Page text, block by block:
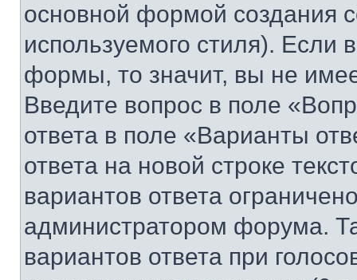
основной формой создания
используемого стиля). Если
формы, то значит, вы не
Введите вопрос в поле
ответа в поле «Варианты
ответа на новой строке
вариантов ответа
администратором форума.
вариантов ответа при